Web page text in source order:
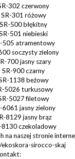
302 czerwony
301 różowy
500 błękitny
501 niebieski
505 atramentowy
soczysty zielony
700 jasny szary
SR-900 czarny
1138 beżowy
5026 turkusowy
5027 filetowy
6061 jasny zielony
8129 jasny brąz
8130 czekoladowy
na naszej stronie
sirocco-skaj